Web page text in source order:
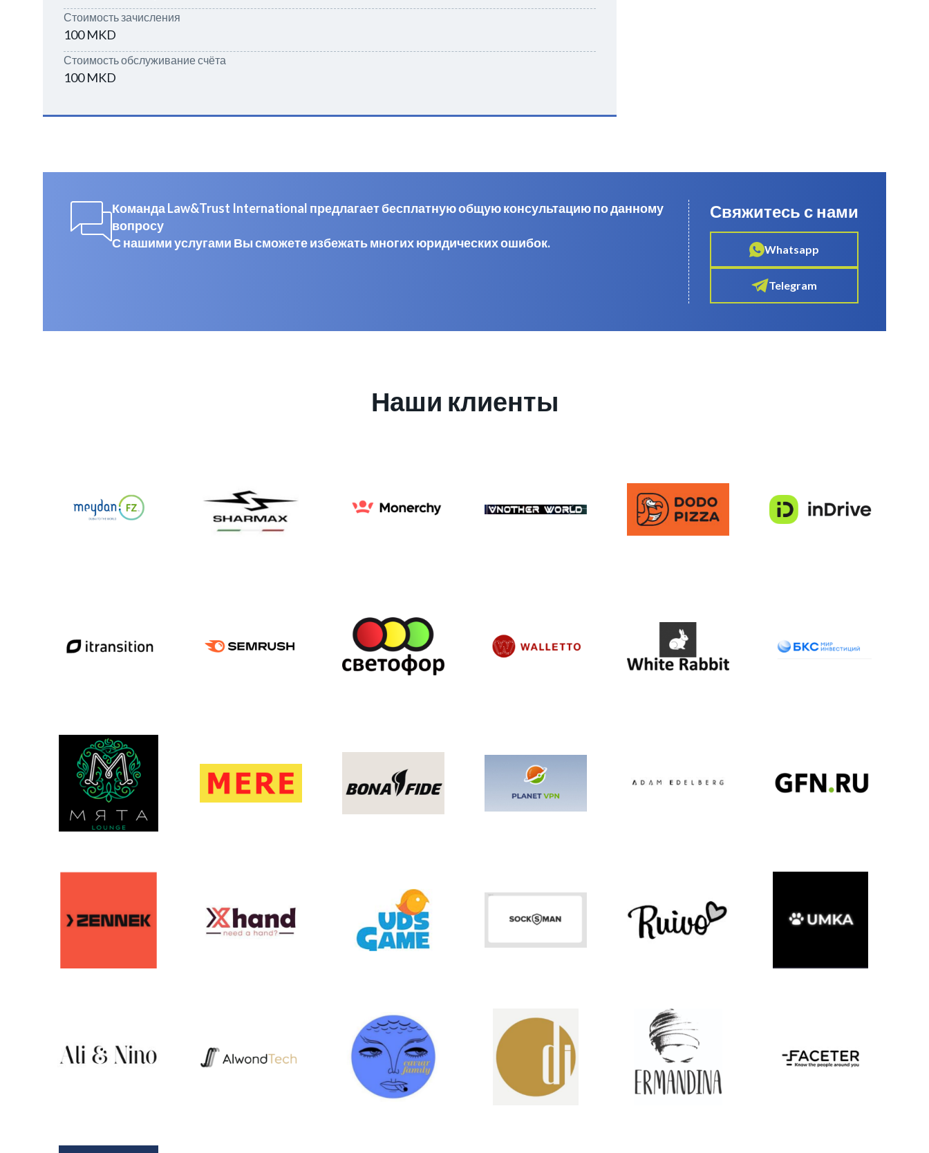
Стоимость зачисления
100 MKD
Стоимость обслуживание счёта
100 MKD
Команда Law&Trust International предлагает бесплатную общую консультацию по данному
вопросу
С нашими услугами Вы сможете избежать многих юридических ошибок.
Свяжитесь с нами
Whatsapp
Telegram
Наши клиенты